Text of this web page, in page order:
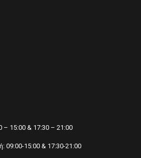
– 15:00 & 17:30 – 21:00
09:00-15:00 & 17:30-21:00